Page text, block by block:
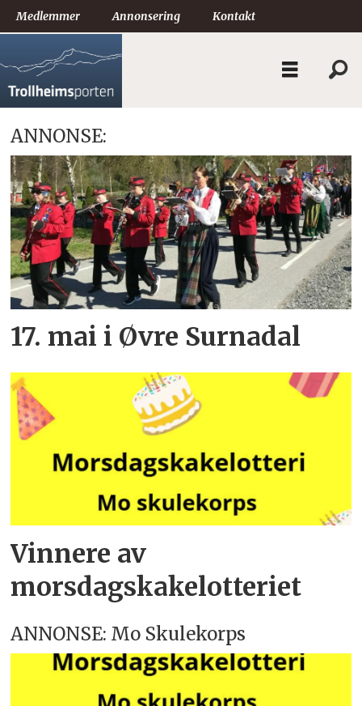
Medlemmer Annonsering Kontakt
Tag:
mo
skolekorps
ANNONSE:
17. mai i Øvre Surnadal
Vinnere av
morsdagskakelotteriet
ANNONSE: Mo Skulekorps